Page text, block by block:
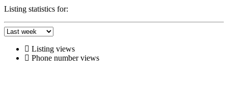
Listing statistics for:
Listing views
Phone number views